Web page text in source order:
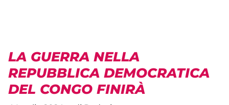
LA GUERRA NELLA
REPUBBLICA DEMOCRATICA
DEL CONGO FINIRÀ